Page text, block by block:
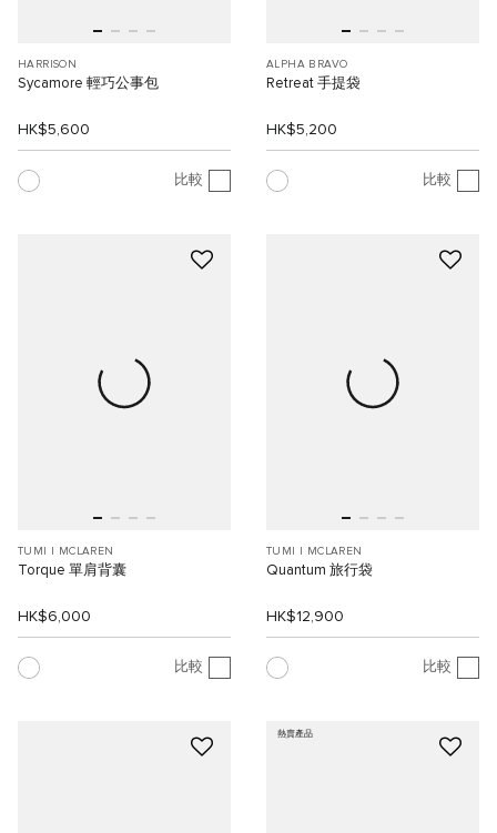
HARRISON
Sycamore 輕巧公事包
HK$5,600
比較
ALPHA BRAVO
Retreat 手提袋
HK$5,200
比較
TUMI I MCLAREN
Torque 單肩背囊
HK$6,000
比較
TUMI I MCLAREN
Quantum 旅行袋
HK$12,900
比較
熱賣產品